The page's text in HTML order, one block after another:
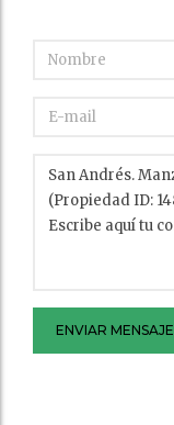
ENVIAR MENSAJE